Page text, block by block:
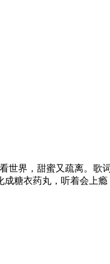
世界，甜蜜又疏离。歌
糖衣药丸，听着会上